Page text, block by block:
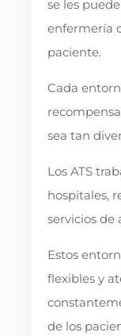
se les
enfermería
paciente.
Cada
sea tan
Los ATS
hospitales,
servicios
Estos
flexibles y
de los